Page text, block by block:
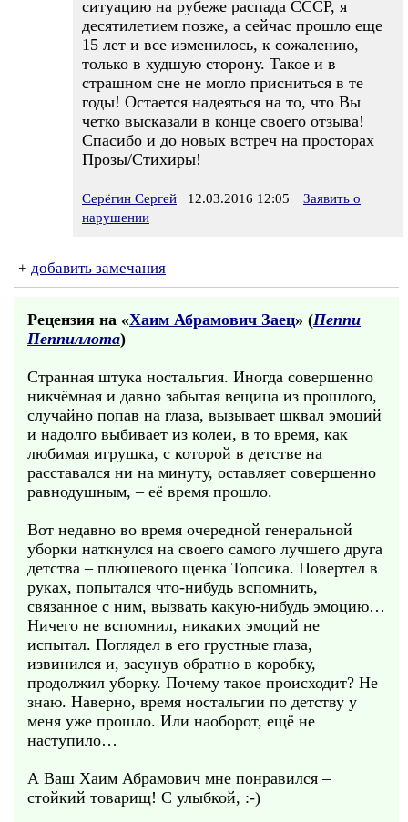
ситуацию на рубеже распада СССР, я
десятилетием позже, а сейчас прошло еще
15 лет и все изменилось, к сожалению,
только в худшую сторону. Такое и в
страшном сне не могло присниться в те
годы! Остается надеяться на то, что Вы
четко высказали в конце своего отзыва!
Спасибо и до новых встреч на просторах
Прозы/Стихиры!
Серёгин Сергей 12.03.2016 12:05
Заявить о
нарушении
+ добавить замечания
Рецензия на «Хаим Абрамович Заец» (Пеппи
Пеппиллота)
Странная штука ностальгия. Иногда совершенно
никчёмная и давно забытая вещица из прошлого,
случайно попав на глаза, вызывает шквал эмоций
и надолго выбивает из колеи, в то время, как
любимая игрушка, с которой в детстве на
расставался ни на минуту, оставляет совершенно
равнодушным, – её время прошло.
Вот недавно во время очередной генеральной
уборки наткнулся на своего самого лучшего друга
детства – плюшевого щенка Топсика. Повертел в
руках, попытался что-нибудь вспомнить,
связанное с ним, вызвать какую-нибудь эмоцию…
Ничего не вспомнил, никаких эмоций не
испытал. Поглядел в его грустные глаза,
извинился и, засунув обратно в коробку,
продолжил уборку. Почему такое происходит? Не
знаю. Наверно, время ностальгии по детству у
меня уже прошло. Или наоборот, ещё не
наступило…
А Ваш Хаим Абрамович мне понравился –
стойкий товарищ! С улыбкой, :-)